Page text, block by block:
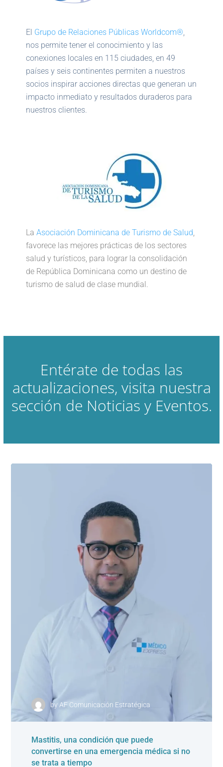
El Grupo de Relaciones Públicas Worldcom®
nos permite tener el conocimiento y las
conexiones locales en 115 ciudades, en 49
países y seis continentes permiten a nuestros
socios inspirar acciones directas que generan un
impacto inmediato y resultados duraderos para
nuestros clientes.
LaAsociación Dominicana de Turismo de Salud
favorece las mejores prácticas de los sectores
salud y turísticos, para lograr la consolidación
de República Dominicana como un destino de
turismo de salud de clase mundial.
Entérate de todas las
actualizaciones, visita nuestra
sección de Noticias y Eventos.
by AF Comunicación Estratégica
Mastitis, una condición que puede
convertirse en una emergencia médica si no
se trata a tiempo